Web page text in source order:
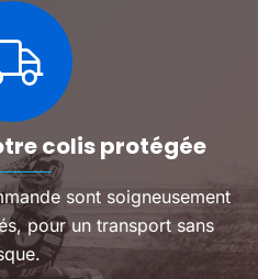
colis protégée
sont soigneusement
pour un transport sans